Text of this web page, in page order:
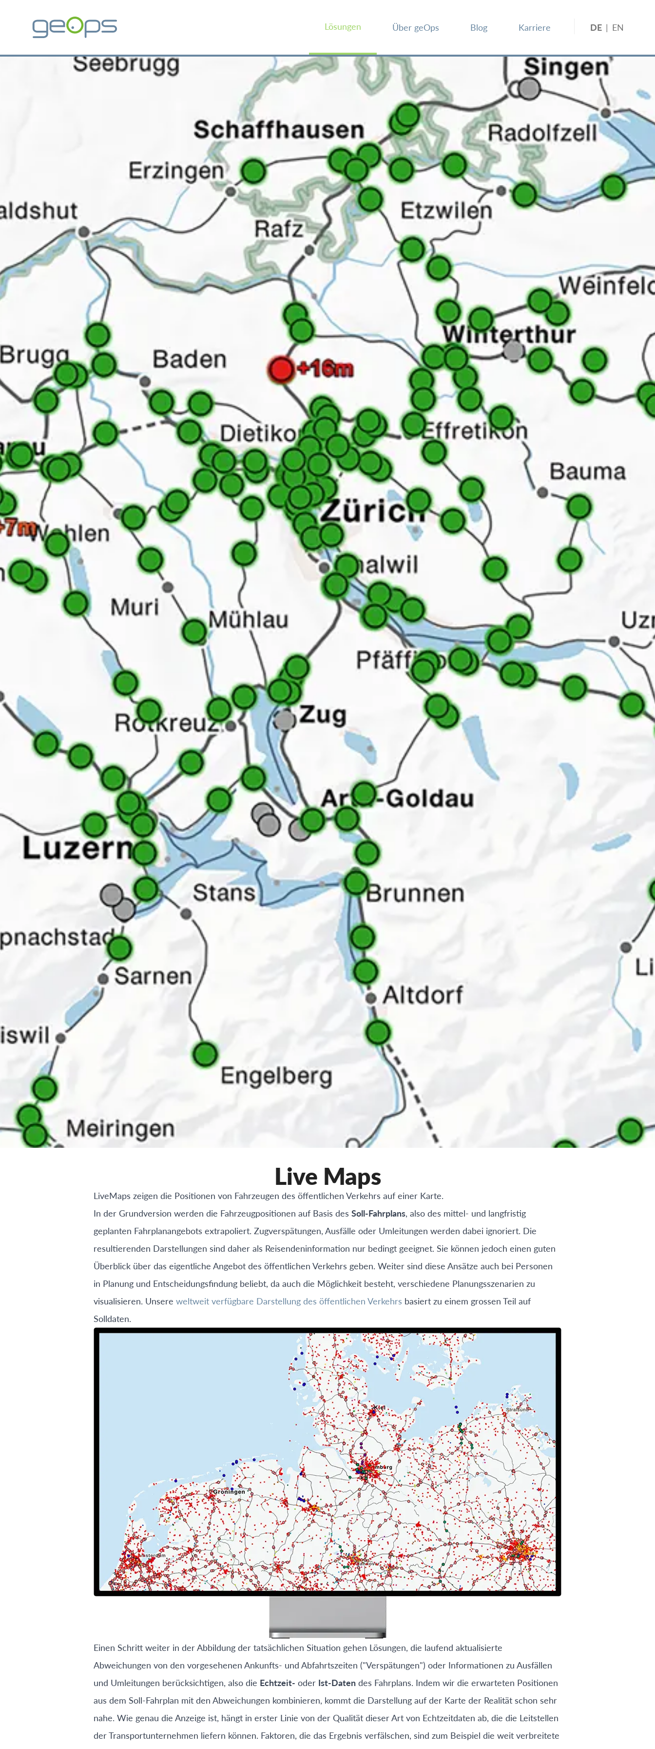
Lösungen Über geOps Blog Karriere DE | EN
Live Maps
LiveMaps zeigen die Positionen von Fahrzeugen des öffentlichen Verkehrs auf einer Karte.
In der Grundversion werden die Fahrzeugpositionen auf Basis des Soll-Fahrplans, also des mittel- und langfristig
geplanten Fahrplanangebots extrapoliert. Zugverspätungen, Ausfälle oder Umleitungen werden dabei ignoriert. Die
resultierenden Darstellungen sind daher als Reisendeninformation nur bedingt geeignet. Sie können jedoch einen guten
Überblick über das eigentliche Angebot des öffentlichen Verkehrs geben. Weiter sind diese Ansätze auch bei Personen
in Planung und Entscheidungsfindung beliebt, da auch die Möglichkeit besteht, verschiedene Planungsszenarien zu
visualisieren. Unsere weltweit verfügbare Darstellung des öffentlichen Verkehrs basiert zu einem grossen Teil auf
Solldaten.
Einen Schritt weiter in der Abbildung der tatsächlichen Situation gehen Lösungen, die laufend aktualisierte
Abweichungen von den vorgesehenen Ankunfts- und Abfahrtszeiten ("Verspätungen") oder Informationen zu Ausfällen
und Umleitungen berücksichtigen, also die Echtzeit- oder Ist-Daten des Fahrplans. Indem wir die erwarteten Positionen
aus dem Soll-Fahrplan mit den Abweichungen kombinieren, kommt die Darstellung auf der Karte der Realität schon sehr
nahe. Wie genau die Anzeige ist, hängt in erster Linie von der Qualität dieser Art von Echtzeitdaten ab, die die Leitstellen
der Transportunternehmen liefern können. Faktoren, die das Ergebnis verfälschen, sind zum Beispiel die weit verbreitete